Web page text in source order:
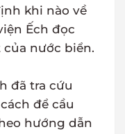
khi nào về
Ếch đọc
nước biển.
đã tra cứu
để cầu
hướng dẫn